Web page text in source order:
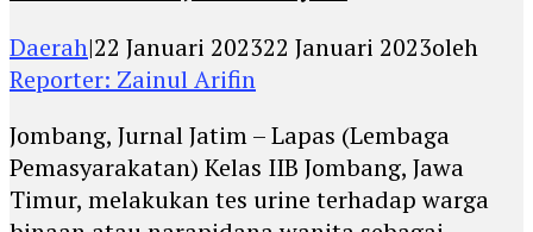
Daerah|22 Januari 202322 Januari 2023oleh
Reporter: Zainul Arifin
Jombang, Jurnal Jatim – Lapas (Lembaga
Pemasyarakatan) Kelas IIB Jombang, Jawa
Timur, melakukan tes urine terhadap warga